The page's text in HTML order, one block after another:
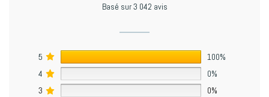
Basé sur 3 042 avis
5
100%
4
0%
3
0%